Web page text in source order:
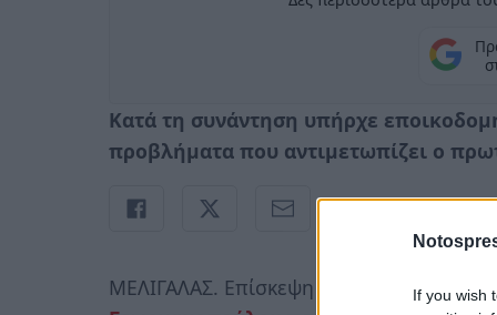
If you wish
Κατά τη συνάντηση υπήρχε
προβλήματα που αντιμετωπίζει ο
ΜΕΛΙΓΑΛΑΣ. Επίσκεψη στο γραφείο της